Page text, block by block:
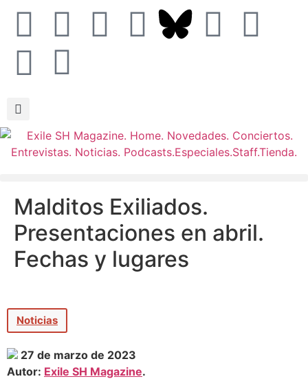
Malditos Exiliados.
Presentaciones en abril.
Fechas y lugares
Noticias
27 de marzo de 2023
Autor: Exile SH Magazine.